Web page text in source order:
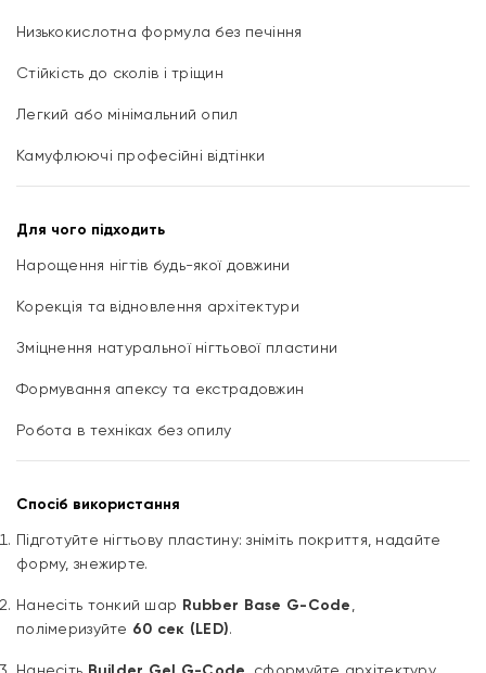
Низькокислотна формула без печіння
Стійкість до сколів і тріщин
Легкий або мінімальний опил
Камуфлюючі професійні відтінки
Для чого підходить
Нарощення нігтів будь-якої довжини
Корекція та відновлення архітектури
Зміцнення натуральної нігтьової пластини
Формування апексу та екстрадовжин
Робота в техніках без опилу
Спосіб використання
Підготуйте нігтьову пластину: зніміть покриття, надайте
форму, знежирте.
Нанесіть тонкий шар Rubber Base G-Code
полімеризуйте 60 сек (LED).